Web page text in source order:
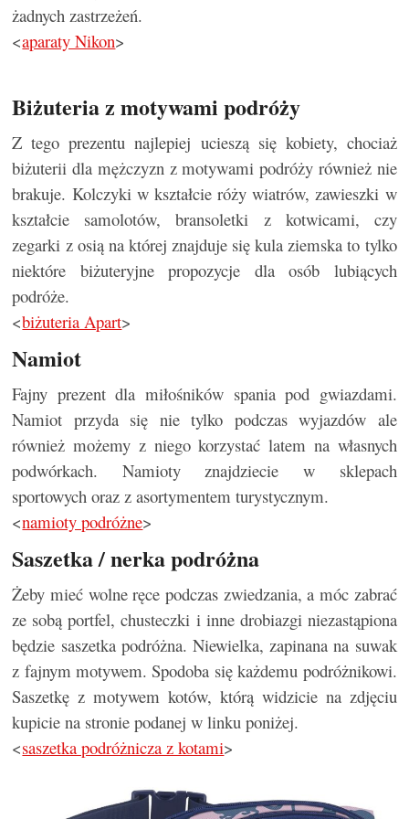
żadnych zastrzeżeń.
<aparaty Nikon>
Biżuteria z motywami podróży
Z tego prezentu najlepiej ucieszą się kobiety, chociaż
biżuterii dla mężczyzn z motywami podróży również nie
brakuje. Kolczyki w kształcie róży wiatrów, zawieszki w
kształcie samolotów, bransoletki z kotwicami, czy
zegarki z osią na której znajduje się kula ziemska to tylko
niektóre biżuteryjne propozycje dla osób lubiących
podróże.
<biżuteria Apart>
Namiot
Fajny prezent dla miłośników spania pod gwiazdami.
Namiot przyda się nie tylko podczas wyjazdów ale
również możemy z niego korzystać latem na własnych
podwórkach. Namioty znajdziecie w sklepach
sportowych oraz z asortymentem turystycznym.
<namioty podróżne>
Saszetka / nerka podróżna
Żeby mieć wolne ręce podczas zwiedzania, a móc zabrać
ze sobą portfel, chusteczki i inne drobiazgi niezastąpiona
będzie saszetka podróżna. Niewielka, zapinana na suwak
z fajnym motywem. Spodoba się każdemu podróżnikowi.
Saszetkę z motywem kotów, którą widzicie na zdjęciu
kupicie na stronie podanej w linku poniżej.
<saszetka podróżnicza z kotami>